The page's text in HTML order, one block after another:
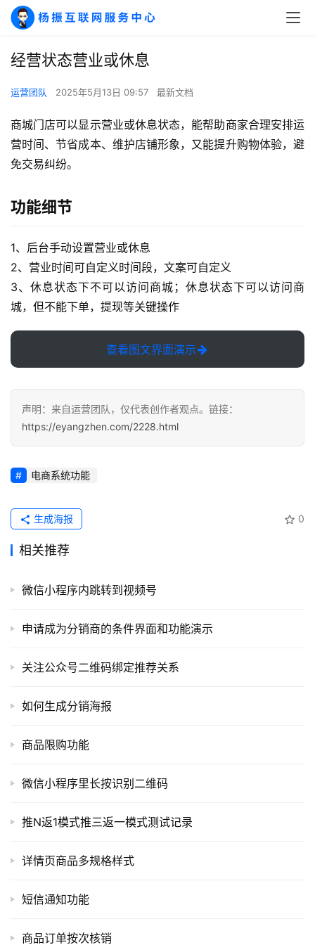
I
实
群
运
营
教
程
软
件
用
服
项
词
开
代
用
接
登录
经营状态营业或休息
运营团队 2025年5月13日 09:57 最新文档
商城门店可以显示营业或休息状态，能帮助商家合理安排运
营时间、节省成本、维护店铺形象，又能提升购物体验，避
免交易纠纷。
功能细节
1、后台手动设置营业或休息
2、营业时间可自定义时间段，文案可自定义
3、休息状态下不可以访问商城；休息状态下可以访问商
城，但不能下单，提现等关键操作
查看图文界面演示
声明：来自运营团队，仅代表创作者观点。链接：
https://eyangzhen.com/2228.html
电商系统功能
0
生成海报
相关推荐
微信小程序内跳转到视频号
申请成为分销商的条件界面和功能演示
关注公众号二维码绑定推荐关系
如何生成分销海报
商品限购功能
微信小程序里长按识别二维码
推N返1模式推三返一模式测试记录
详情页商品多规格样式
短信通知功能
商品订单按次核销